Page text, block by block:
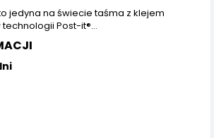
jedyna na świecie taśma z klejem
Post-it®…